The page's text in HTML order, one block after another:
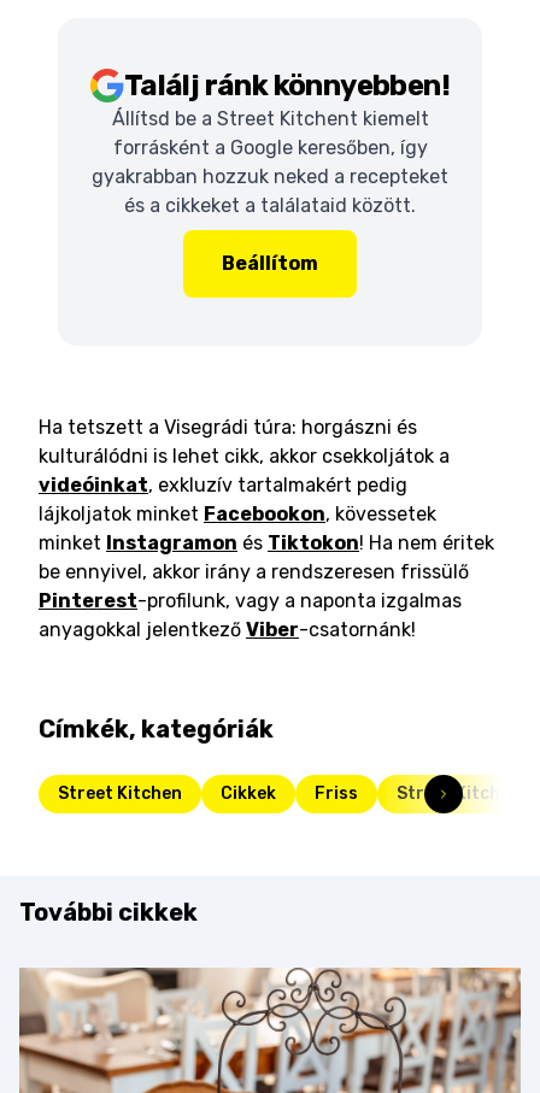
Találj ránk könnyebben!
Állítsd be a Street Kitchent kiemelt
forrásként a Google keresőben, így
gyakrabban hozzuk neked a recepteket
és a cikkeket a találataid között.
Beállítom
Ha tetszett a Visegrádi túra: horgászni és
kulturálódni is lehet cikk, akkor csekkoljátok a
videóinkat, exkluzív tartalmakért pedig
lájkoljatok minket Facebookon, kövessetek
minket Instagramon és Tiktokon! Ha nem éritek
be ennyivel, akkor irány a rendszeresen frissülő
Pinterest-profilunk, vagy a naponta izgalmas
anyagokkal jelentkező Viber-csatornánk!
Címkék, kategóriák
Street Kitchen Cikkek Friss Street Kitchen
További cikkek